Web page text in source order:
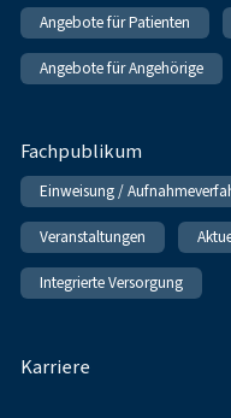
Angebote für Patienten
Angebote für Angehörige
Fachpublikum
Einweisung /
Veranstaltungen
Integrierte Versorgung
Karriere